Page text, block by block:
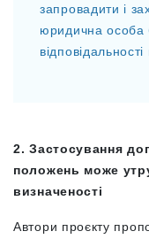
запровадити і
юридична особа
2. Застосування
положень може
визначеності
Автори проєкту